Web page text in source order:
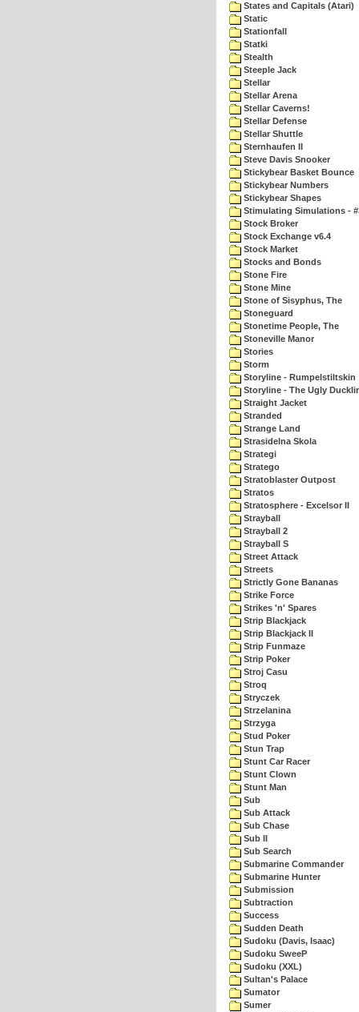
States and Capitals (Atari)
Static
Stationfall
Statki
Stealth
Steeple Jack
Stellar
Stellar Arena
Stellar Caverns!
Stellar Defense
Stellar Shuttle
Sternhaufen II
Steve Davis Snooker
Stickybear Basket Bounce
Stickybear Numbers
Stickybear Shapes
Stimulating Simulations -
Stock Broker
Stock Exchange v6.4
Stock Market
Stocks and Bonds
Stone Fire
Stone Mine
Stone of Sisyphus, The
Stoneguard
Stonetime People, The
Stoneville Manor
Stories
Storm
Storyline - Rumpelstiltskin
Storyline - The Ugly
Straight Jacket
Stranded
Strange Land
Strasidelna Skola
Strategi
Stratego
Stratoblaster Outpost
Stratos
Stratosphere - Excelsor II
Strayball
Strayball 2
Strayball S
Street Attack
Streets
Strictly Gone Bananas
Strike Force
Strikes 'n' Spares
Strip Blackjack
Strip Blackjack II
Strip Funmaze
Strip Poker
Stroj Casu
Stroq
Stryczek
Strzelanina
Strzyga
Stud Poker
Stun Trap
Stunt Car Racer
Stunt Clown
Stunt Man
Sub
Sub Attack
Sub Chase
Sub II
Sub Search
Submarine Commander
Submarine Hunter
Submission
Subtraction
Success
Sudden Death
Sudoku (Davis, Isaac)
Sudoku SweeP
Sudoku (XXL)
Sultan's Palace
Sumator
Sumer